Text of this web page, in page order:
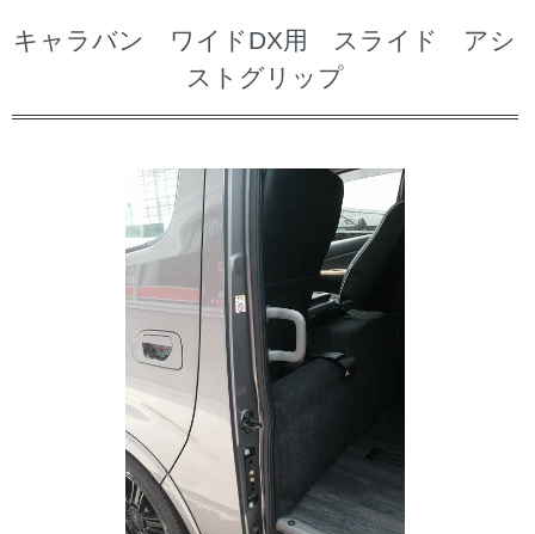
キャラバン ワイドDX用 スライド アシ
ストグリップ